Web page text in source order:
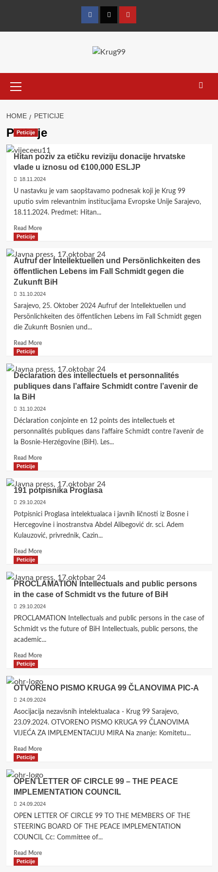
FacebookTwitterYouTube
Menu
HOME PETICIJE
Peticije
Peticije
Hitan poziv za etičku reviziju donacije hrvatske
vlade u iznosu od €100,000 ESLJP
18.11.2024
U nastavku je vam saopštavamo podnesak koji je Krug 99
uputio svim relevantnim institucijama Evropske Unije Sarajevo,
18.11.2024. Predmet: Hitan...
Read MoreRead
Hitan
poziv
za
etičku
reviziju
vlade
u
Peticije
Aufruf der Intellektuellen und Persönlichkeiten des
öffentlichen Lebens im Fall Schmidt gegen die
Zukunft BiH
31.10.2024
Sarajevo, 25. Oktober 2024 Aufruf der Intellektuellen und
Persönlichkeiten des öffentlichen Lebens im Fall Schmidt gegen
die Zukunft Bosnien und...
Read MoreRead
Aufruf
der
Intellektuellen
Persönlichkeiten
öffentlichen
Lebens
im
Zukunft
BiH
Peticije
Déclaration des intellectuels et personnalités
publiques dans l’affaire Schmidt contre l’avenir de
la BiH
31.10.2024
Déclaration conjointe en 12 points des intellectuels et
personnalités publiques dans l’affaire Schmidt contre l’avenir de
la Bosnie-Herzégovine (BiH). Les...
Read MoreRead
Déclaration
des
intellectuels
et
personnalités
dans
l’affaire
l’avenir
de
la
BiH
Peticije
191 potpisnika Proglasa
29.10.2024
Potpisnici Proglasa intelektualaca i javnih ličnosti iz Bosne i
Hercegovine i inostranstva Abdel Alibegović dr. sci. Adem
Kulauzović, privrednik, Cazin...
Read MoreRead
191
potpisnika
Proglasa
Peticije
PROCLAMATION Intellectuals and public persons
in the case of Schmidt vs the future of BiH
29.10.2024
PROCLAMATION Intellectuals and public persons in the case of
Schmidt vs the future of BiH Intellectuals, public persons, the
academic...
Read MoreRead
PROCLAMATION
Intellectuals
and
public
persons
case
vs
the
future
of
BiH
Peticije
OTVORENO PISMO KRUGA 99 ČLANOVIMA PIC-A
24.09.2024
Asocijacija nezavisnih intelektualaca - Krug 99 Sarajevo,
23.09.2024. OTVORENO PISMO KRUGA 99 ČLANOVIMA
VIJEĆA ZA IMPLEMENTACIJU MIRA Na znanje: Komitetu...
Read MoreRead
OTVORENO
PISMO
KRUGA
99
ČLANOVIMA
Peticije
OPEN LETTER OF CIRCLE 99 – THE PEACE
IMPLEMENTATION COUNCIL
24.09.2024
OPEN LETTER OF CIRCLE 99 TO THE MEMBERS OF THE
STEERING BOARD OF THE PEACE IMPLEMENTATION
COUNCIL Cc: Committee of...
Read MoreRead
Peticije